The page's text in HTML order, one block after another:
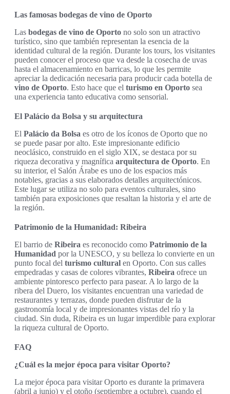
Las famosas bodegas de vino de Oporto
Las bodegas de vino de Oporto no solo son un atractivo
turístico, sino que también representan la esencia de la
identidad cultural de la región. Durante los tours, los visitantes
pueden conocer el proceso que va desde la cosecha de uvas
hasta el almacenamiento en barricas, lo que les permite
apreciar la dedicación necesaria para producir cada botella de
vino de Oporto. Esto hace que el turismo en Oporto sea
una experiencia tanto educativa como sensorial.
El Palácio da Bolsa y su arquitectura
El Palácio da Bolsa es otro de los íconos de Oporto que no
se puede pasar por alto. Este impresionante edificio
neoclásico, construido en el siglo XIX, se destaca por su
riqueza decorativa y magnífica arquitectura de Oporto. En
su interior, el Salón Árabe es uno de los espacios más
notables, gracias a sus elaborados detalles arquitectónicos.
Este lugar se utiliza no solo para eventos culturales, sino
también para exposiciones que resaltan la historia y el arte de
la región.
Patrimonio de la Humanidad: Ribeira
El barrio de Ribeira es reconocido como Patrimonio de la
Humanidad por la UNESCO, y su belleza lo convierte en un
punto focal del turismo cultural en Oporto. Con sus calles
empedradas y casas de colores vibrantes, Ribeira ofrece un
ambiente pintoresco perfecto para pasear. A lo largo de la
ribera del Duero, los visitantes encuentran una variedad de
restaurantes y terrazas, donde pueden disfrutar de la
gastronomía local y de impresionantes vistas del río y la
ciudad. Sin duda, Ribeira es un lugar imperdible para explorar
la riqueza cultural de Oporto.
FAQ
¿Cuál es la mejor época para visitar Oporto?
La mejor época para visitar Oporto es durante la primavera
(abril a junio) y el otoño (septiembre a octubre), cuando el